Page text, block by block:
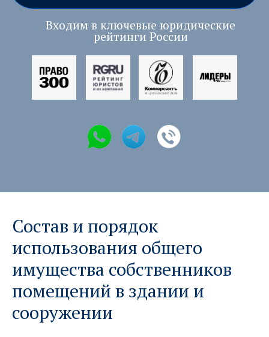
Состав и порядок
использования общего
имущества собственников
помещений в здании и
сооружении